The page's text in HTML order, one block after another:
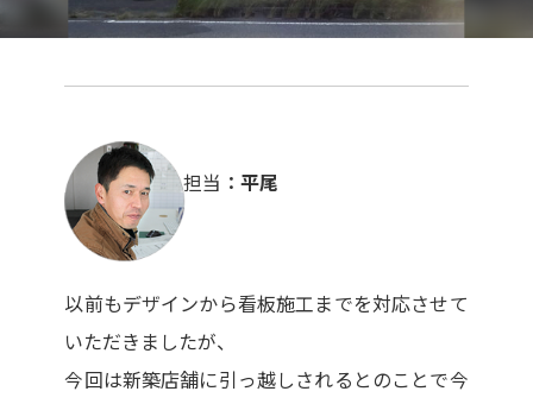
担当 平尾
以前もデザインから看板施工までを対応させて
いただきましたが、
今回は新築店舗に引っ越しされるとのことで今